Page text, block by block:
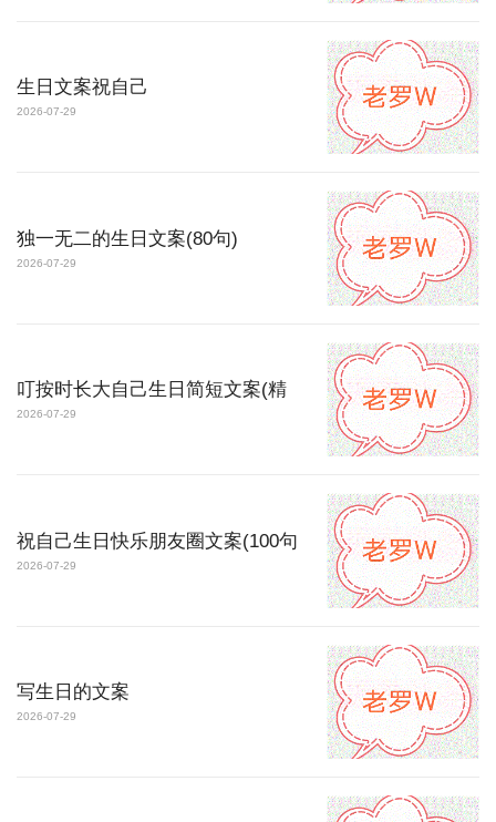
生日文案祝自己
2026-07-29
独一无二的生日文案(80句)
2026-07-29
叮按时长大自己生日简短文案(精
2026-07-29
祝自己生日快乐朋友圈文案(100句
2026-07-29
写生日的文案
2026-07-29